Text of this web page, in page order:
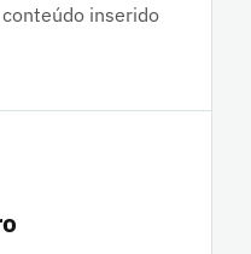
inserido